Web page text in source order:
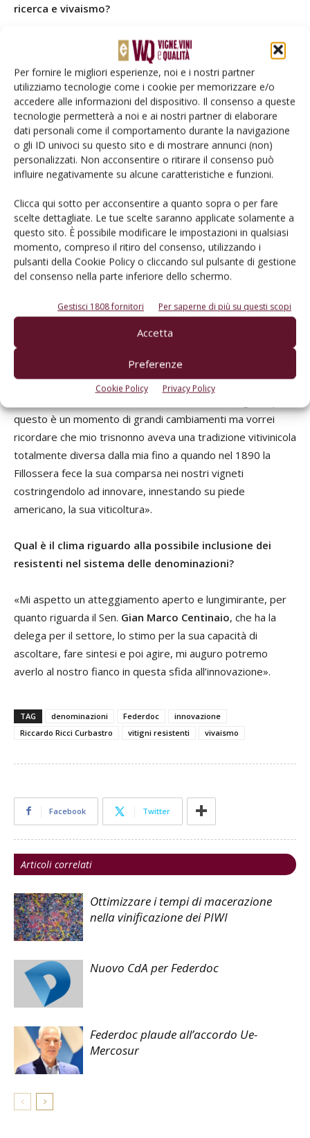
Per fornire le migliori esperienze, noi e i nostri partner
utilizziamo tecnologie come i cookie per memorizzare e/o
accedere alle informazioni del dispositivo. Il consenso a queste
tecnologie permetterà a noi e ai nostri partner di elaborare
dati personali come il comportamento durante la navigazione
o gli ID univoci su questo sito e di mostrare annunci (non)
personalizzati. Non acconsentire o ritirare il consenso può
influire negativamente su alcune caratteristiche e funzioni.
Clicca qui sotto per acconsentire a quanto sopra o per fare
scelte dettagliate. Le tue scelte saranno applicate solamente a
questo sito. È possibile modificare le impostazioni in qualsiasi
momento, compreso il ritiro del consenso, utilizzando i
pulsanti della Cookie Policy o cliccando sul pulsante di gestione
del consenso nella parte inferiore dello schermo.
Gestisci 1808 fornitori Per saperne di più su questi scopi
Accetta
Preferenze
Cookie Policy Privacy Policy
ricerca e vivaismo?
«La tradizione non è imbalsamata e immutabile, viceversa
chiamiamo tradizione tutte quelle innovazioni di successo
imporrebbe anche l’obbligo di ricerca e innovazione: nulla è
immobile, neanche la terra (un concetto innovativo che
dobbiamo a “un tal”
con i campi magnetici (innovazione di “un tal”
Einstein). L’innovazione e il vivaismo con la ricerca saranno
questo è un momento di grandi cambiamenti ma vorrei
ricordare che mio trisnonno aveva una tradizione vitivinicola
totalmente diversa dalla mia fino a quando nel 1890 la
Fillossera fece la sua comparsa nei nostri vigneti
costringendolo ad innovare, innestando su piede
americano, la sua viticoltura».
Qual è il clima riguardo alla possibile inclusione dei
resistenti nel sistema delle denominazioni?
«Mi aspetto un atteggiamento aperto e lungimirante, per
quanto riguarda il Sen. Gian Marco Centinaio, che ha la
delega per il settore, lo stimo per la sua capacità di
ascoltare, fare sintesi e poi agire, mi auguro potremo
averlo al nostro fianco in questa sfida all’innovazione».
TAG denominazioni Federdoc
innovazione
Riccardo Ricci Curbastro
vitigni resistenti vivaismo
Facebook Twitter
Articoli correlati
Ottimizzare i tempi di macerazione
nella vinificazione dei PIWI
Nuovo CdA per Federdoc
Federdoc plaude all’accordo Ue-
Mercosur